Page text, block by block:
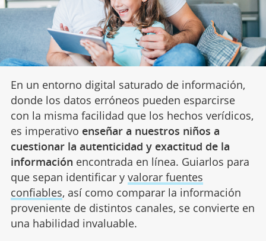
En un entorno digital saturado de información,
donde los datos erróneos pueden esparcirse
con la misma facilidad que los hechos verídicos,
es imperativo enseñar a nuestros niños a
cuestionar la autenticidad y exactitud de la
información encontrada en línea. Guiarlos para
que sepan identificar y valorar fuentes
confiables, así como comparar la información
proveniente de distintos canales, se convierte en
una habilidad invaluable.